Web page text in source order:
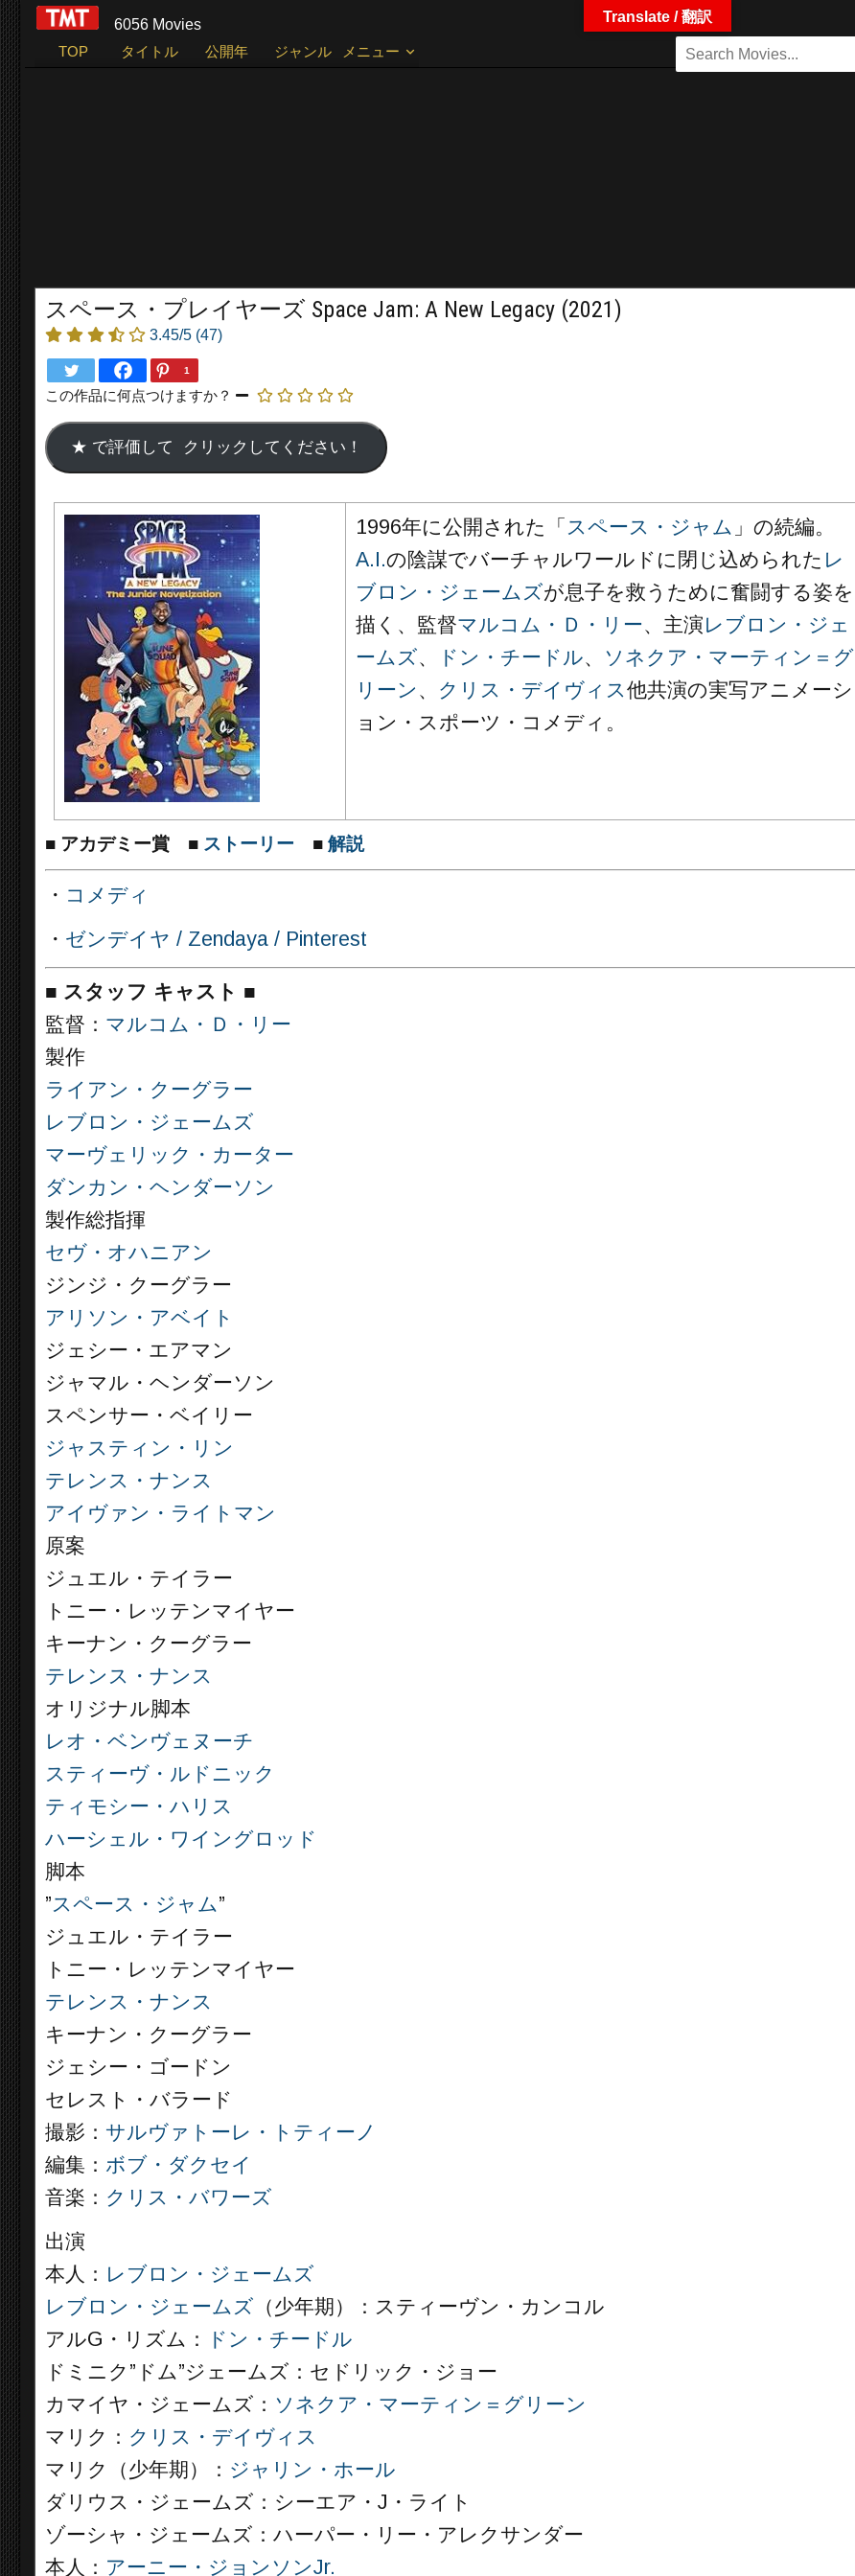
6056 Movies
TOP
タイトル 公開年 ジャンル メニュー
スペース・プレイヤーズ Space Jam: A New Legacy (2021)
3.45/5 (47)
1
この作品に何点つけますか？
1996年に公開された「 スペース・ジャム 」の続編。
A.I.の陰謀でバーチャルワールドに閉じ込められた レ
ブロン・ジェームズが息子を救うために奮闘する姿を
描く、監督マルコム・Ｄ・リー、主演レブロン・ジェ
ームズ、 ドン・チードル、
ソネクア・マーティン＝グ
リーン 、 クリス・デイヴィス他共演の実写アニメーシ
ョン・スポーツ・コメディ。
■ アカデミー賞 ■ ストーリー ■ 解説
・ コメディ
・ ゼンデイヤ / Zendaya / Pinterest
■ スタッフ キャスト ■
監督： マルコム・Ｄ・リー
製作
ライアン・クーグラー
レブロン・ジェームズ
マーヴェリック・カーター
ダンカン・ヘンダーソン
製作総指揮
セヴ・オハニアン
ジンジ・クーグラー
アリソン・アベイト
ジェシー・エアマン
ジャマル・ヘンダーソン
スペンサー・ベイリー
ジャスティン・リン
テレンス・ナンス
アイヴァン・ライトマン
原案
ジュエル・テイラー
トニー・レッテンマイヤー
キーナン・クーグラー
テレンス・ナンス
オリジナル脚本
レオ・ベンヴェヌーチ
スティーヴ・ルドニック
ティモシー・ハリス
ハーシェル・ワイングロッド
脚本
”スペース・ジャム”
ジュエル・テイラー
トニー・レッテンマイヤー
テレンス・ナンス
キーナン・クーグラー
ジェシー・ゴードン
セレスト・バラード
撮影： サルヴァトーレ・トティーノ
編集： ボブ・ダクセイ
音楽： クリス・バワーズ
出演
本人： レブロン・ジェームズ
レブロン・ジェームズ （少年期）：スティーヴン・カンコル
アルG・リズム：
ドン・チードル
ドミニク”ドム”ジェームズ：セドリック・ジョー
カマイヤ・ジェームズ： ソネクア・マーティン＝グリーン
マリク： クリス・デイヴィス
マリク（少年期）： ジャリン・ホール
ダリウス・ジェームズ：シーエア・J・ライト
ゾーシャ・ジェームズ：ハーパー・リー・アレクサンダー
本人： アーニー・ジョンソンJr.
Translate / 翻訳